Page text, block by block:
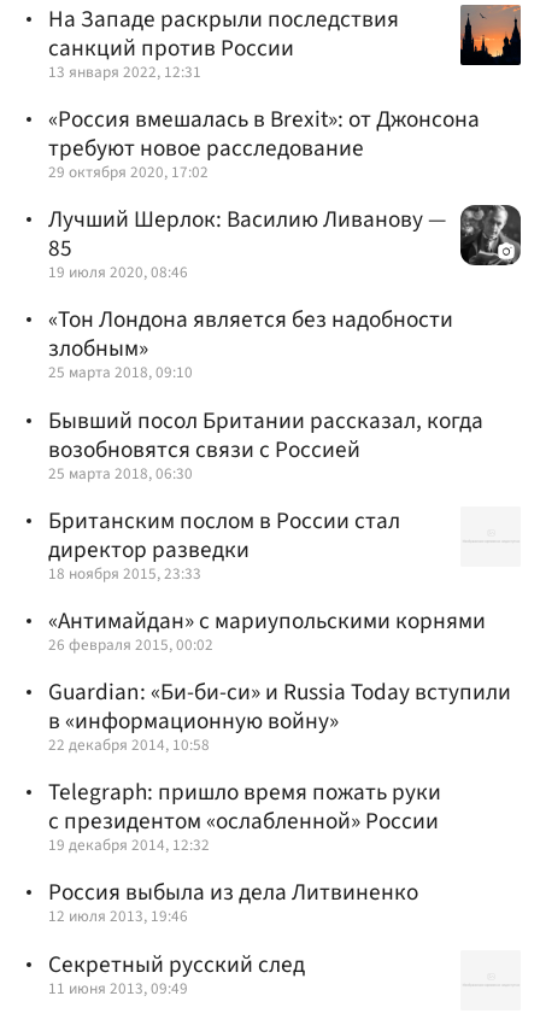
На Западе раскрыли последствия
санкций против России
13 января 2022, 12:31
«Россия вмешалась в Brexit»: от Джонсона
требуют новое расследование
29 октября 2020, 17:02
Лучший Шерлок: Василию Ливанову —
85
19 июля 2020, 08:46
«Тон Лондона является без надобности
злобным»
25 марта 2018, 09:10
Бывший посол Британии рассказал, когда
возобновятся связи с Россией
25 марта 2018, 06:30
Британским послом в России стал
директор разведки
18 ноября 2015, 23:33
«Антимайдан» с мариупольскими корнями
26 февраля 2015, 00:02
Guardian: «Би-би-си» и Russia Today вступили
в «информационную войну»
22 декабря 2014, 10:58
Telegraph: пришло время пожать руки
с президентом «ослабленной» России
19 декабря 2014, 12:32
Россия выбыла из дела Литвиненко
12 июля 2013, 19:46
Секретный русский след
11 июня 2013, 09:49